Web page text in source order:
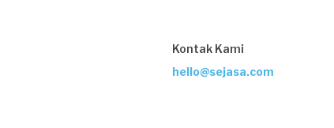
Kontak Kami
hello@sejasa.com